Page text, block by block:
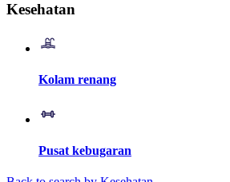
Kesehatan
Kolam renang
Pusat kebugaran